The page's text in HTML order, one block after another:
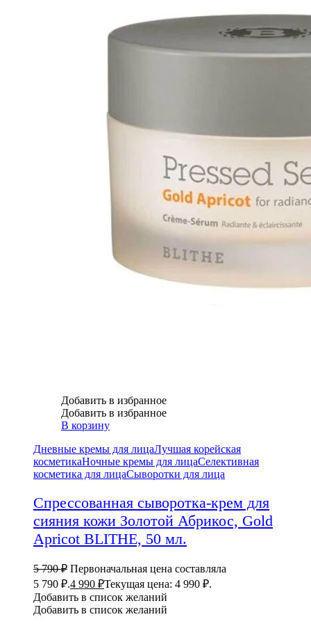
Добавить в избранное
Добавить в избранное
В корзину
Дневные кремы для лицаЛучшая корейская
косметикаНочные кремы для лицаСелективная
косметика для лицаСыворотки для лица
Спрессованная сыворотка-крем для
сияния кожи Золотой Абрикос, Gold
Apricot BLITHE, 50 мл.
5 790₽ Первоначальная цена составляла
5 790 ₽.4 990 ₽Текущая цена: 4 990 ₽.
Добавить в список желаний
Добавить в список желаний